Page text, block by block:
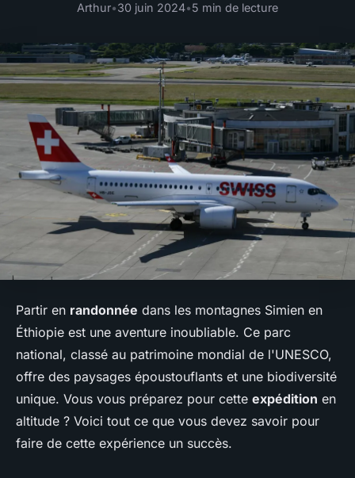
Arthur•30 juin 2024•5 min de lecture
Partir en randonnée dans les montagnes Simien en
Éthiopie est une aventure inoubliable. Ce parc
national, classé au patrimoine mondial de l'UNESCO,
offre des paysages époustouflants et une biodiversité
unique. Vous vous préparez pour cette expédition en
altitude ? Voici tout ce que vous devez savoir pour
faire de cette expérience un succès.